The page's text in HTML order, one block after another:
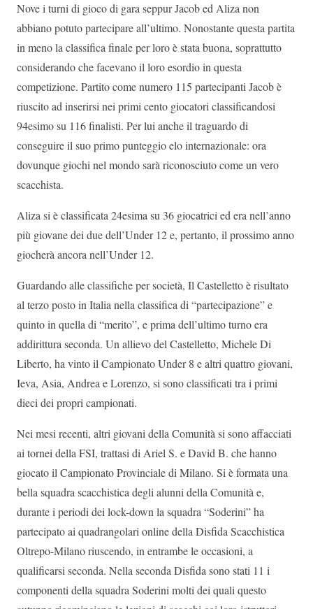
Nove i turni di gioco di gara seppur Jacob ed Aliza non
abbiano potuto partecipare all’ultimo. Nonostante questa partita
in meno la classifica finale per loro è stata buona, soprattutto
considerando che facevano il loro esordio in questa
competizione. Partito come numero 115 partecipanti Jacob è
riuscito ad inserirsi nei primi cento giocatori classificandosi
94esimo su 116 finalisti. Per lui anche il traguardo di
conseguire il suo primo punteggio elo internazionale: ora
dovunque giochi nel mondo sarà riconosciuto come un vero
scacchista.
Aliza si è classificata 24esima su 36 giocatrici ed era nell’anno
più giovane dei due dell’Under 12 e, pertanto, il prossimo anno
giocherà ancora nell’Under 12.
Guardando alle classifiche per società, Il Castelletto è risultato
al terzo posto in Italia nella classifica di “partecipazione” e
quinto in quella di “merito”, e prima dell’ultimo turno era
addirittura seconda. Un allievo del Castelletto, Michele Di
Liberto, ha vinto il Campionato Under 8 e altri quattro giovani,
Ieva, Asia, Andrea e Lorenzo, si sono classificati tra i primi
dieci dei propri campionati.
Nei mesi recenti, altri giovani della Comunità si sono affacciati
ai tornei della FSI, trattasi di Ariel S. e David B. che hanno
giocato il Campionato Provinciale di Milano. Si è formata una
bella squadra scacchistica degli alunni della Comunità e,
durante i periodi dei lock-down la squadra “Soderini” ha
partecipato ai quadrangolari online della Disfida Scacchistica
Oltrepo-Milano riuscendo, in entrambe le occasioni, a
qualificarsi seconda. Nella seconda Disfida sono stati 11 i
componenti della squadra Soderini molti dei quali questo